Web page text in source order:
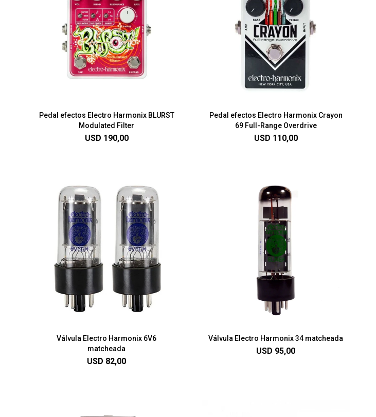
Pedal efectos Electro Harmonix BLURST
Modulated Filter
USD 190,00
Pedal efectos Electro Harmonix Crayon
69 Full-Range Overdrive
USD 110,00
Válvula Electro Harmonix 6V6
matcheada
USD 82,00
Válvula Electro Harmonix 34 matcheada
USD 95,00